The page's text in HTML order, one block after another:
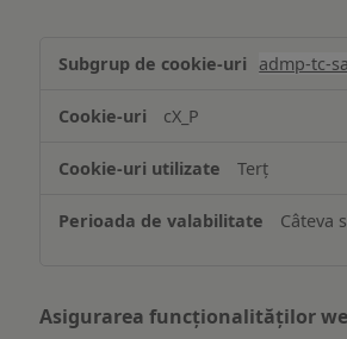
și/sau
informațiilor
pe
dispozitiv
admp-tc-
cX_P
Terț
Câteva
Asigurarea funcționalităților